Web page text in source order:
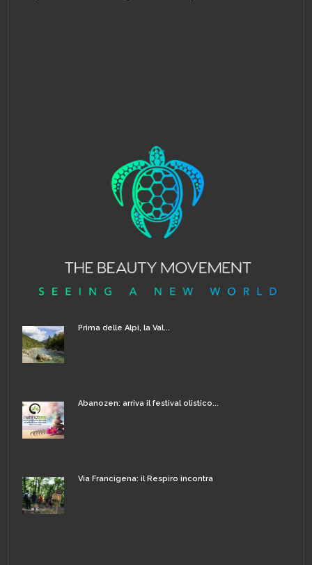
Prima delle Alpi, la Val...
Abanozen: arriva il festival olistico...
Via Francigena: il Respiro incontra